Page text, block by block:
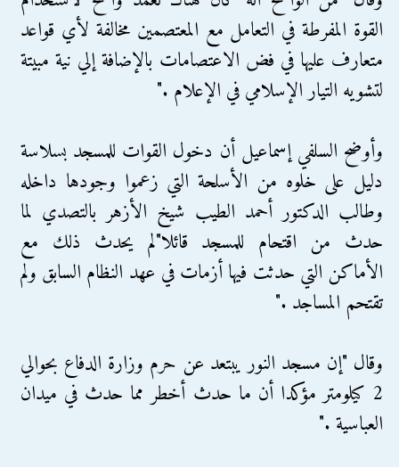
القوة المفرطة في التعامل مع المعتصمين مخالفة لأي قواعد
متعارف عليها في فض الاعتصامات بالإضافة إلي نية مبيتة
لتشويه التيار الإسلامي في الإعلام ."
وأوضح السلفي إسماعيل أن دخول القوات للمسجد بسلاسة
دليل على خلوه من الأسلحة التي زعموا وجودها داخله
وطالب الدكتور أحمد الطيب شيخ الأزهر بالتصدي لما
حدث من اقتحام للمسجد قائلا"لم يحدث ذلك مع
الأماكن التي حدثت فيها أزمات في عهد النظام السابق ولم
تقتحم المساجد ."
وقال "إن مسجد النور يبتعد عن حرم وزارة الدفاع بحوالي
2 كيلومتر مؤكدا أن ما حدث أخطر مما حدث في ميدان
العباسية ."